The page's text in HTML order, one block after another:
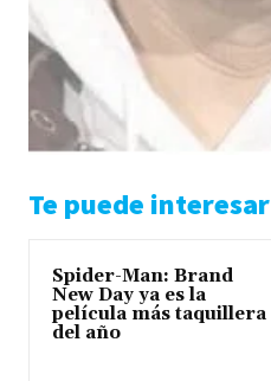
Te puede interesar
Spider-Man: Brand
New Day ya es la
película más taquillera
del año